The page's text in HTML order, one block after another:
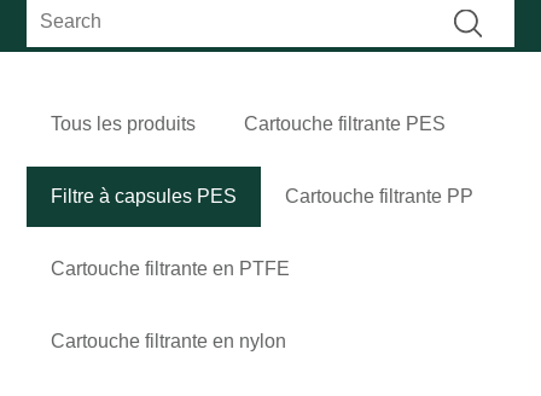
Tous les produits Cartouche filtrante PES
Filtre à capsules PES Cartouche filtrante PP
Cartouche filtrante en PTFE
Cartouche filtrante en nylon